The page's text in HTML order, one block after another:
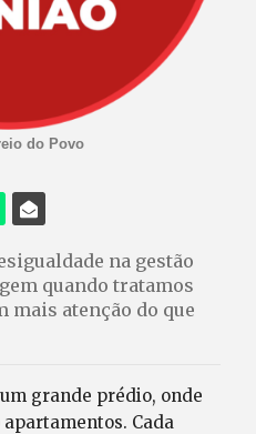
do Povo
na gestão
quando tratamos
atenção do que
grande prédio, onde
Cada